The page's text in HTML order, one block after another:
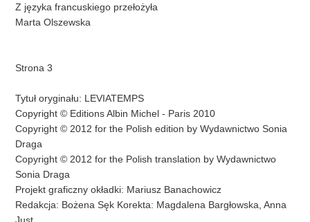
Z języka francuskiego przełożyła
Marta Olszewska
Strona 3
Tytuł oryginału: LEVIATEMPS
Copyright © Editions Albin Michel - Paris 2010
Copyright © 2012 for the Polish edition by Wydawnictwo Sonia
Draga
Copyright © 2012 for the Polish translation by Wydawnictwo
Sonia Draga
Projekt graficzny okładki: Mariusz Banachowicz
Redakcja: Bożena Sęk Korekta: Magdalena Bargłowska, Anna
Just